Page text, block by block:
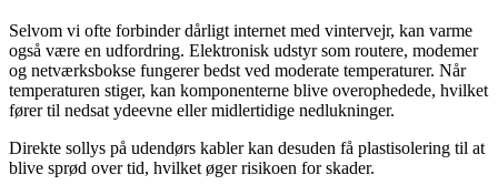
Selvom vi ofte forbinder dårligt internet med vintervejr, kan varme
også være en udfordring. Elektronisk udstyr som routere, modemer
og netværksbokse fungerer bedst ved moderate temperaturer. Når
temperaturen stiger, kan komponenterne blive overophedede, hvilket
fører til nedsat ydeevne eller midlertidige nedlukninger.
Direkte sollys på udendørs kabler kan desuden få plastisolering til at
blive sprød over tid, hvilket øger risikoen for skader.